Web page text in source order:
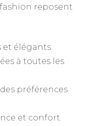
reposent
et élégants.
à toutes les
préférences
et confort.